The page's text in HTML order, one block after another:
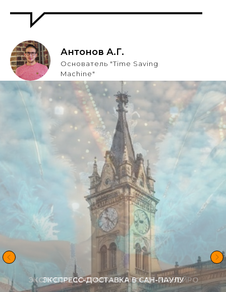
Антонов А.Г.
Основатель "Time Saving
Machine"
ЭКСПРЕСС-ДОСТАВКА В РИО-ДЕ-ЖАНЕЙРО